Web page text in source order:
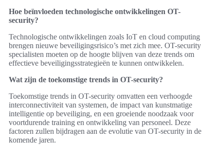
Hoe beïnvloeden technologische ontwikkelingen OT-
security?
Technologische ontwikkelingen zoals IoT en cloud computing
brengen nieuwe beveiligingsrisico’s met zich mee. OT-security
specialisten moeten op de hoogte blijven van deze trends om
effectieve beveiligingsstrategieën te kunnen ontwikkelen.
Wat zijn de toekomstige trends in OT-security?
Toekomstige trends in OT-security omvatten een verhoogde
interconnectiviteit van systemen, de impact van kunstmatige
intelligentie op beveiliging, en een groeiende noodzaak voor
voortdurende training en ontwikkeling van personeel. Deze
factoren zullen bijdragen aan de evolutie van OT-security in de
komende jaren.